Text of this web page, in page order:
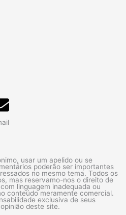
usar um apelido ou se
poderão ser importantes
no mesmo tema. Todos os
mas reservamo-nos o direito de
linguagem inadequada ou
conteúdo meramente comercial.
exclusiva de seus
deste site.